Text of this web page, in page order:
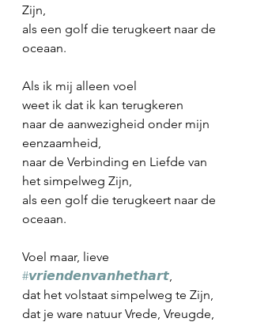
Zijn,
als een golf die terugkeert naar de
oceaan.
Als ik mij alleen voel
weet ik dat ik kan terugkeren
naar de aanwezigheid onder mijn
eenzaamheid,
naar de Verbinding en Liefde van
het simpelweg Zijn,
als een golf die terugkeert naar de
oceaan.
Voel maar, lieve
#𝙫𝙧𝙞𝙚𝙣𝙙𝙚𝙣𝙫𝙖𝙣𝙝𝙚𝙩𝙝𝙖𝙧𝙩,
dat het volstaat simpelweg te Zijn,
dat je ware natuur Vrede, Vreugde,